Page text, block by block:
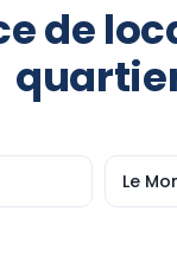
de
Le